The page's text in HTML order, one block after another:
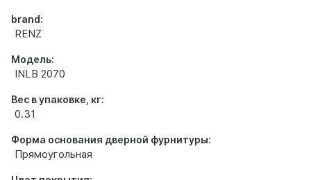
brand:
RENZ
Модель:
INLB 2070
Вес в упаковке, кг:
0.31
Форма основания дверной фурнитуры:
Прямоугольная